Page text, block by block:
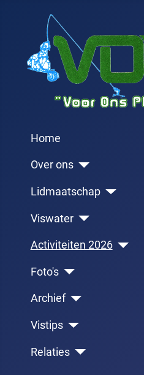
Home
Over ons
Lidmaatschap
Viswater
Activiteiten 2026
Foto's
Archief
Vistips
Relaties